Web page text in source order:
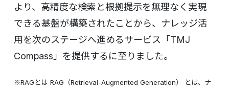
より、高精度な検索と根拠提示を無理なく実現
できる基盤が構築されたことから、ナレッジ活
用を次のステージへ進めるサービス「TMJ
Compass」を提供するに至りました。
※RAGとは RAG（Retrieval-Augmented Generation） とは、ナ